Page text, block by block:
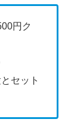
円ク
セット